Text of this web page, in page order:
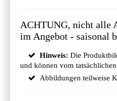
ACHTUNG, nicht alle
im Angebot - saisonal
Hinweis: Die
und können vom
Abbildungen teilweise